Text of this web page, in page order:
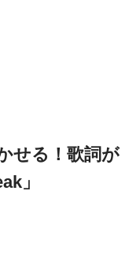
せる！歌詞が
」